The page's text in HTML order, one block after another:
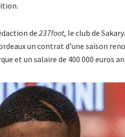
de 237foot, le club de
un contrat d’une saison
et un salaire de 400 000 euros